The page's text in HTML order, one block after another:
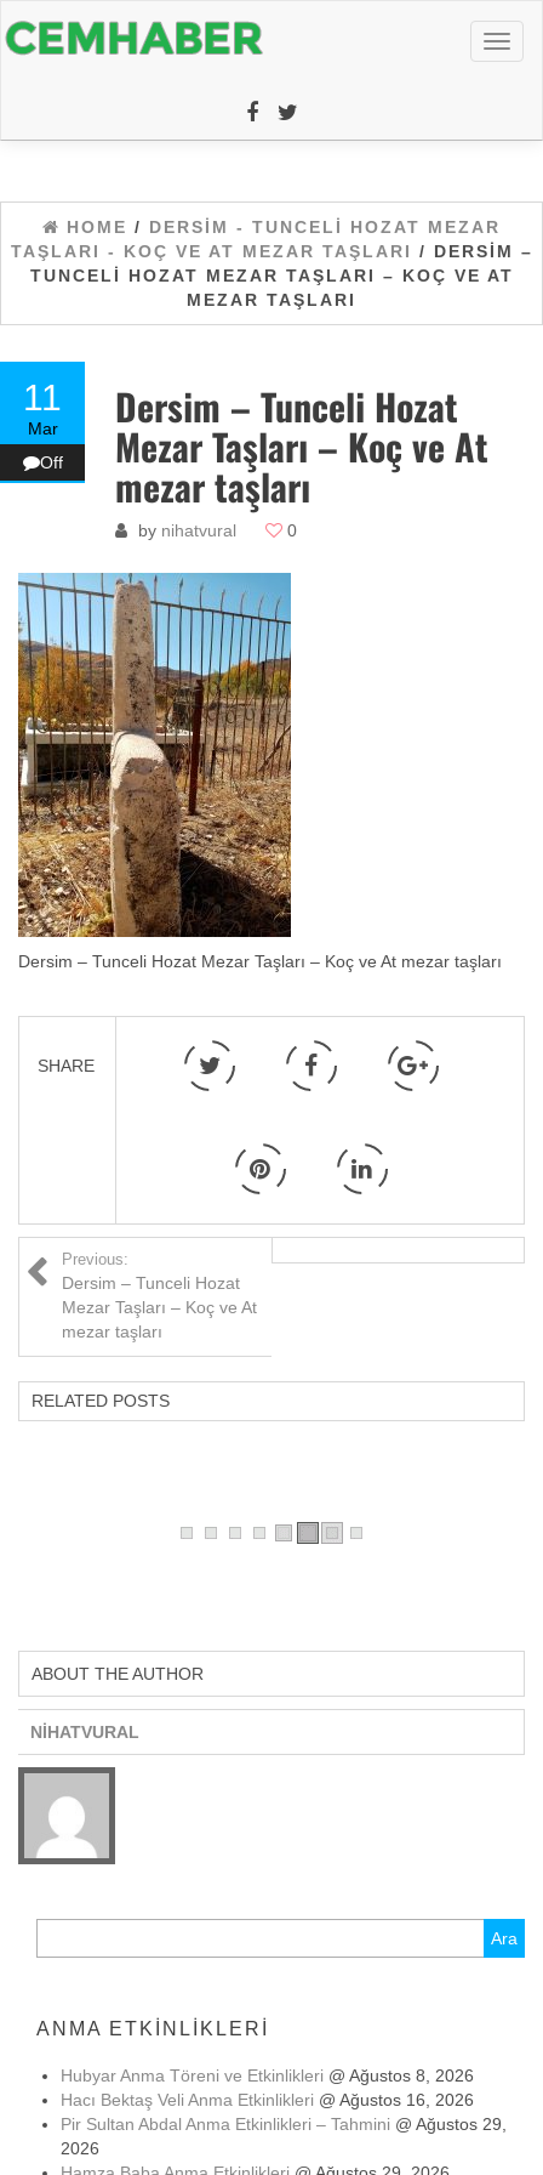
HOME / DERSIM - TUNCELI HOZAT MEZAR
TAŞLARI - KOÇ VE AT MEZAR TAŞLARI / DERSIM –
TUNCELI HOZAT MEZAR TAŞLARI – KOÇ VE AT
MEZAR TAŞLARI
11
Mar
Off
Dersim – Tunceli Hozat
Mezar Taşları – Koç ve At
mezar taşları
by nihatvural 0
Dersim – Tunceli Hozat Mezar Taşları – Koç ve At mezar taşları
SHARE
Previous:
Dersim – Tunceli Hozat
Mezar Taşları – Koç ve At
mezar taşları
RELATED POSTS
ABOUT THE AUTHOR
NIHATVURAL
ANMA ETKINLIKLERI
Hubyar Anma Töreni ve Etkinlikleri @ Ağustos 8, 2026
Hacı Bektaş Veli Anma Etkinlikleri @ Ağustos 16, 2026
Pir Sultan Abdal Anma Etkinlikleri – Tahmini @ Ağustos 29,
2026